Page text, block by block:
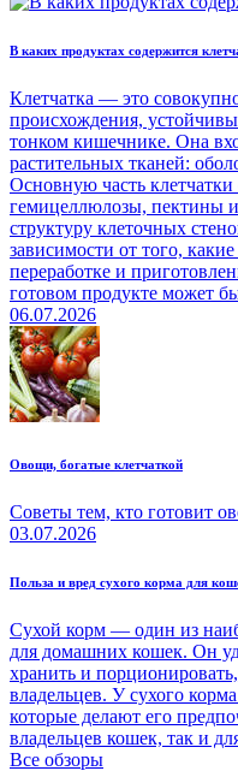
В каких продуктах содержится
Клетчатка — это
происхождения,
тонком кишечнике. Она
растительных тканей:
Основную часть
гемицеллюлозы, пектины
структуру клеточных
зависимости от того,
переработке и
готовом продукте может
06.07.2026
Овощи, богатые клетчаткой
Советы тем, кто готовит
03.07.2026
Польза и вред сухого корма для
Сухой корм — один из
для домашних кошек. Он
хранить и
владельцев. У сухого
которые делают его
владельцев кошек, так и
Все обзоры